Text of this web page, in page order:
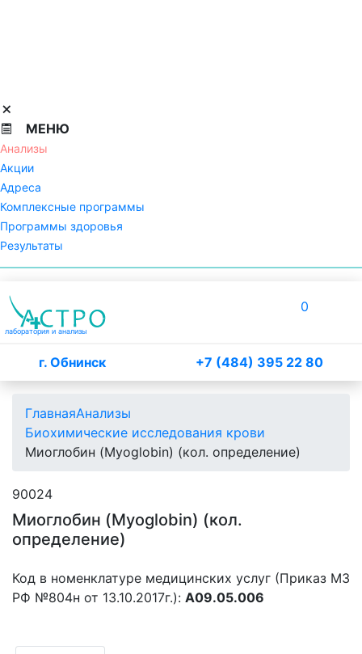
МЕНЮ
Анализы
Акции
Адреса
Комплексные программы
Программы здоровья
Результаты
лаборатория и анализы
г. Обнинск +7 (484) 395 22 80
0
ГлавнаяАнализы
Биохимические исследования крови
Миоглобин (Myoglobin) (кол. определение)
90024
Миоглобин (Myoglobin) (кол.
определение)
Код в номенклатуре медицинских услуг (Приказ МЗ
РФ №804н от 13.10.2017г.): A09.05.006